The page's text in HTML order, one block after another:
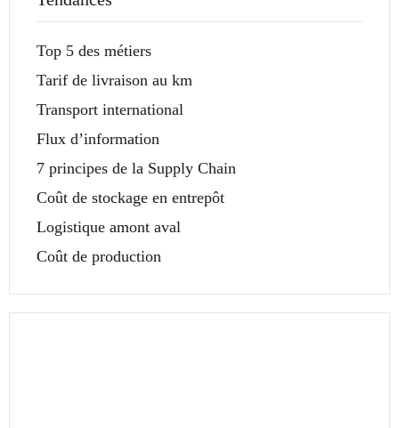
Top 5 des métiers
Tarif de livraison au km
Transport international
Flux d’information
7 principes de la Supply Chain
Coût de stockage en entrepôt
Logistique amont aval
Coût de production